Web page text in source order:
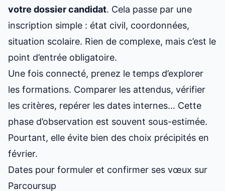
votre dossier candidat. Cela passe par une
inscription simple : état civil, coordonnées,
situation scolaire. Rien de complexe, mais c’est le
point d’entrée obligatoire.
Une fois connecté, prenez le temps d’explorer
les formations. Comparer les attendus, vérifier
les critères, repérer les dates internes… Cette
phase d’observation est souvent sous-estimée.
Pourtant, elle évite bien des choix précipités en
février.
Dates pour formuler et confirmer ses vœux sur
Parcoursup